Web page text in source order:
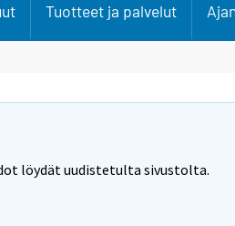
Tuotteet ja palvelut
löydät uudistetulta sivustolta.